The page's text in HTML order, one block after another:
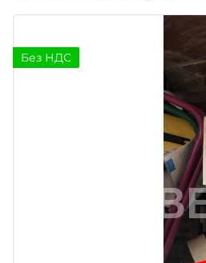
Без НДС